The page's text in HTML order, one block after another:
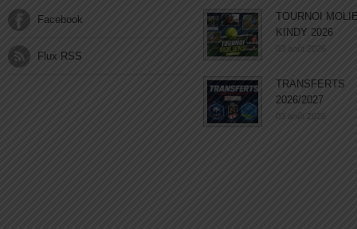
Facebook
Flux RSS
TOURNOI
KINDY 2026
03 août 2026
TRANSFERTS
2026/2027
03 août 2026